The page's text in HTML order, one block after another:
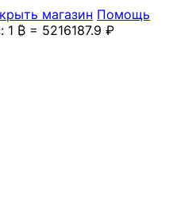
магазин Помощь
1 ₿ = 5216187.9 ₽